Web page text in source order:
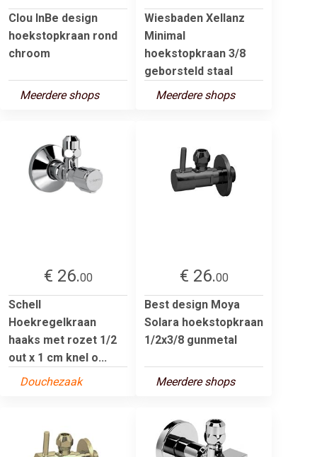
Clou InBe design
hoekstopkraan rond
chroom
Meerdere shops
Wiesbaden Xellanz
Minimal
hoekstopkraan 3/8
geborsteld staal
Meerdere shops
€ 26.00
Schell
Hoekregelkraan
haaks met rozet 1/2
out x 1 cm knel o...
Douchezaak
€ 26.00
Best design Moya
Solara hoekstopkraan
1/2x3/8 gunmetal
Meerdere shops